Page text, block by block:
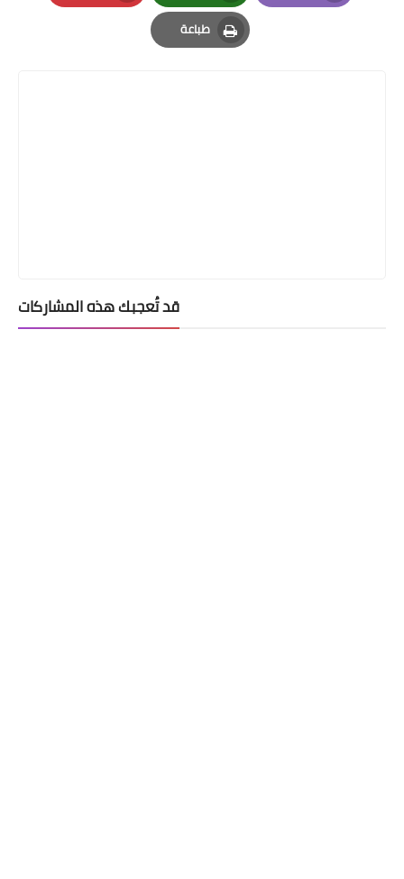
Pinterest Whatsapp Email
طباعة
Print
قد تُعجبك هذه المشاركات